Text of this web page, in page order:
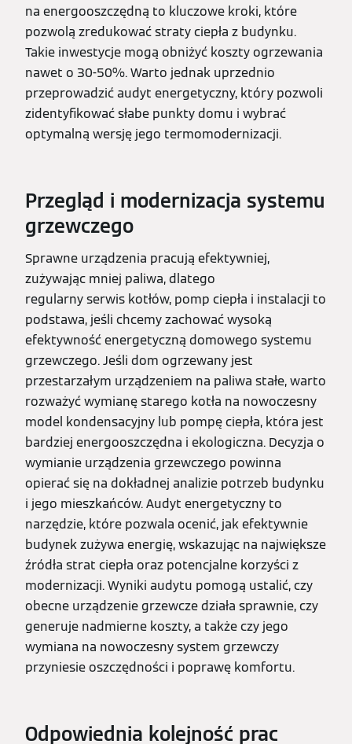
na energooszczędną to kluczowe kroki, które
pozwolą zredukować straty ciepła z budynku.
Takie inwestycje mogą obniżyć koszty ogrzewania
nawet o 30-50%. Warto jednak uprzednio
przeprowadzić audyt energetyczny, który pozwoli
zidentyfikować słabe punkty domu i wybrać
optymalną wersję jego termomodernizacji.
Przegląd i modernizacja systemu
grzewczego
Sprawne urządzenia pracują efektywniej,
zużywając mniej paliwa, dlatego
regularny serwis kotłów, pomp ciepła i instalacji to
podstawa, jeśli chcemy zachować wysoką
efektywność energetyczną domowego systemu
grzewczego. Jeśli dom ogrzewany jest
przestarzałym urządzeniem na paliwa stałe, warto
rozważyć wymianę starego kotła na nowoczesny
model kondensacyjny lub pompę ciepła, która jest
bardziej energooszczędna i ekologiczna. Decyzja o
wymianie urządzenia grzewczego powinna
opierać się na dokładnej analizie potrzeb budynku
i jego mieszkańców. Audyt energetyczny to
narzędzie, które pozwala ocenić, jak efektywnie
budynek zużywa energię, wskazując na największe
źródła strat ciepła oraz potencjalne korzyści z
modernizacji. Wyniki audytu pomogą ustalić, czy
obecne urządzenie grzewcze działa sprawnie, czy
generuje nadmierne koszty, a także czy jego
wymiana na nowoczesny system grzewczy
przyniesie oszczędności i poprawę komfortu.
Odpowiednia kolejność prac